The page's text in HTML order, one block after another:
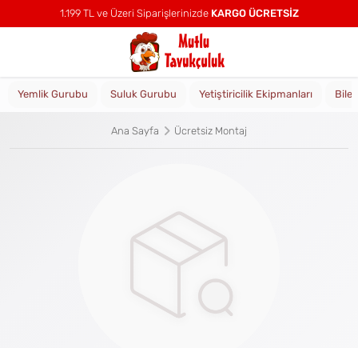
1.199 TL ve Üzeri Siparişlerinizde KARGO ÜCRETSİZ
Yemlik Gurubu Suluk Gurubu Yetiştiricilik Ekipmanları
Ana Sayfa Ücretsiz Montaj